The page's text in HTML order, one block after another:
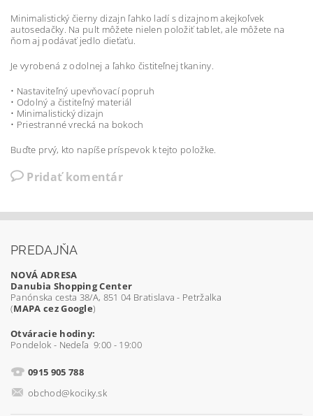
Minimalistický čierny dizajn ľahko ladí s dizajnom akejkoľvek
autosedačky. Na pult môžete nielen položiť tablet, ale môžete na
ňom aj podávať jedlo dieťaťu.
Je vyrobená z odolnej a ľahko čistiteľnej tkaniny.
• Nastaviteľný upevňovací popruh
• Odolný a čistiteľný materiál
• Minimalistický dizajn
• Priestranné vrecká na bokoch
Buďte prvý, kto napíše príspevok k tejto položke.
Pridať komentár
PREDAJŇA
NOVÁ ADRESA
Danubia Shopping Center
Panónska cesta 38/A, 851 04 Bratislava - Petržalka
(MAPA cez Google)
Otváracie hodiny:
Pondelok - Nedeľa 9:00 - 19:00
0915 905 788
obchod@kociky.sk